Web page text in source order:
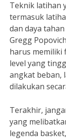
Teknik latihan
termasuk
dan daya
Gregg
harus memiliki
level yang
angkat beban,
dilakukan
Terakhir,
yang
legenda